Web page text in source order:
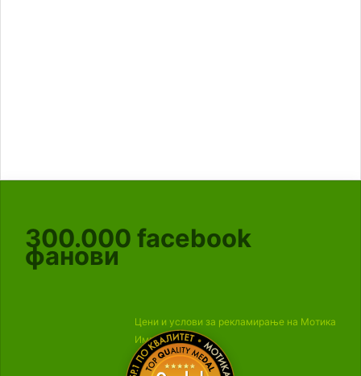
300.000 facebook
фанови
Цени и услови за рекламирање на Мотика
Импресум